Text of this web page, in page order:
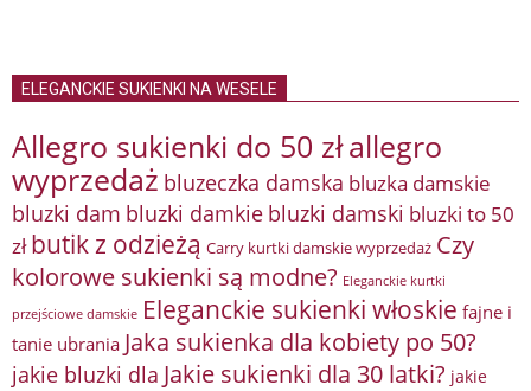
ELEGANCKIE SUKIENKI NA WESELE
Allegro sukienki do 50 złallegro
wyprzedaż bluzeczka damska bluzka damskie
bluzki dam bluzki damkie bluzki damski bluzki to 50
zł butik z odzieżą Carry kurtki damskie wyprzedaż Czy
kolorowe sukienki są modne? Eleganckie kurtki
przejściowe damskie Eleganckie sukienki włoskie fajne i
tanie ubrania Jaka sukienka dla kobiety po 50?
jakie bluzki dla Jakie sukienki dla 30 latki? jakie